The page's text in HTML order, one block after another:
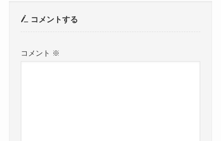
コメントする
コメント ※